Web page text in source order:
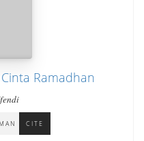
Ramadhan
CITE